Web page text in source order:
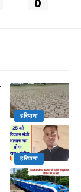
0
हरियाणा
हरियाणा